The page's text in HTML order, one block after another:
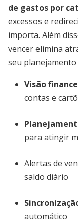
de gastos por
excessos e
importa. Além
vencer elimina
seu
Visão
contas e
para atingir
Alertas de
saldo diário
automático